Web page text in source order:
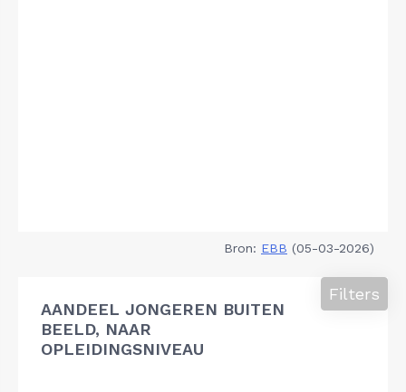
Bron: EBB (05-03-2026)
AANDEEL JONGEREN BUITEN
BEELD, NAAR
OPLEIDINGSNIVEAU
Filters